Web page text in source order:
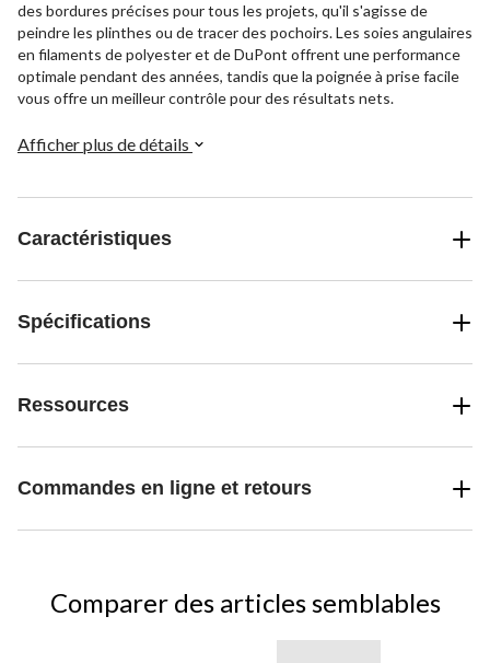
des bordures précises pour tous les projets, qu'il s'agisse de
peindre les plinthes ou de tracer des pochoirs. Les soies angulaires
en filaments de polyester et de DuPont offrent une performance
optimale pendant des années, tandis que la poignée à prise facile
vous offre un meilleur contrôle pour des résultats nets.
Afficher plus de détails
Caractéristiques
Spécifications
Ressources
Commandes en ligne et retours
Comparer des articles semblables